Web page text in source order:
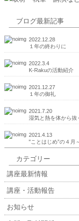
ブログ最新記事
2022.12.28
１年の終わりに
2022.3.4
K-Rakuの活動紹介
2021.12.27
１年の御礼
2021.7.20
湿気と熱を体から抜
2021.4.13
"ことはじめ”の４月
カテゴリー
講座最新情報
講座・活動報告
お知らせ